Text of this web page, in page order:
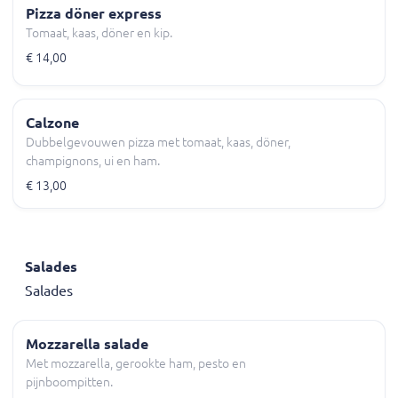
Pizza döner express
Tomaat, kaas, döner en kip.
€ 14,00
Calzone
Dubbelgevouwen pizza met tomaat, kaas, döner,
champignons, ui en ham.
€ 13,00
Salades
Salades
Mozzarella salade
Met mozzarella, gerookte ham, pesto en
pijnboompitten.